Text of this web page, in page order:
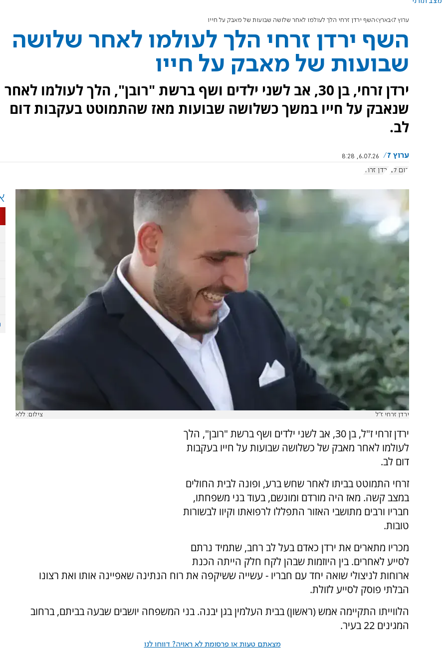
ערוץ 7 בארץ השף ירדן זרחי הלך לעולמו לאחר שלושה שבועות של מאבק על חייו
השף ירדן זרחי הלך לעולמו לאחר שלושה
שבועות של מאבק על חייו
ירדן זרחי, בן 30, אב לשני ילדים ושף ברשת "רובן", הלך לעולמו לאחר
שנאבק על חייו במשך כשלושה שבועות מאז שהתמוטט בעקבות דום
לב.
ערוץ 7
6.07.26, 8:28
דום לב
ירדן זרחי
ירדן זרחי ז"ל צילום: ללא
ירדן זרחי ז"ל, בן 30, אב לשני ילדים ושף ברשת "רובן", הלך
לעולמו לאחר מאבק של כשלושה שבועות על חייו בעקבות
דום לב.
זרחי התמוטט בביתו לאחר שחש ברע, ופונה לבית החולים
במצב קשה. מאז היה מורדם ומונשם, בעוד בני משפחתו,
חבריו ורבים מתושבי האזור התפללו לרפואתו וקיוו לבשורות
טובות.
מכריו מתארים את ירדן כאדם בעל לב רחב, שתמיד נרתם
לסייע לאחרים. בין היוזמות שבהן לקח חלק הייתה הכנת
ארוחות לניצולי שואה יחד עם חבריו - עשייה ששיקפה את רוח הנתינה שאפיינה אותו ואת רצונו
הבלתי פוסק לסייע לזולת.
הלווייתו התקיימה אמש (ראשון) בבית העלמין בגן יבנה. בני המשפחה יושבים שבעה בביתם, ברחוב
המגינים 22 בעיר.
מצאתם טעות או פרסומת לא ראויה? דווחו לנו